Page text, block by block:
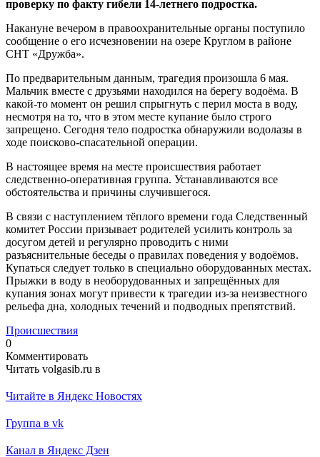
проверку по факту гибели 14-летнего подростка.
Накануне вечером в правоохранительные органы поступило
сообщение о его исчезновении на озере Круглом в районе
СНТ «Дружба».
По предварительным данным, трагедия произошла 6 мая.
Мальчик вместе с друзьями находился на берегу водоёма. В
какой-то момент он решил спрыгнуть с перил моста в воду,
несмотря на то, что в этом месте купание было строго
запрещено. Сегодня тело подростка обнаружили водолазы в
ходе поисково-спасательной операции.
В настоящее время на месте происшествия работает
следственно-оперативная группа. Устанавливаются все
обстоятельства и причины случившегося.
В связи с наступлением тёплого времени года Следственный
комитет России призывает родителей усилить контроль за
досугом детей и регулярно проводить с ними
разъяснительные беседы о правилах поведения у водоёмов.
Купаться следует только в специально оборудованных местах.
Прыжки в воду в необорудованных и запрещённых для
купания зонах могут привести к трагедии из-за неизвестного
рельефа дна, холодных течений и подводных препятствий.
Происшествия
0
Комментировать
Читать volgasib.ru в
Читайте в Яндекс Новостях
Группа в vk
Канал в Яндекс Дзен